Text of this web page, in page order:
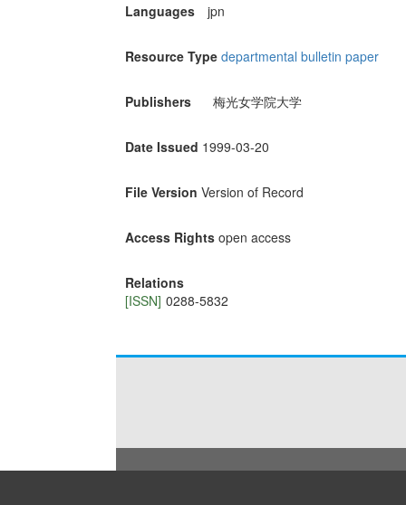
Languages jpn
Resource Type departmental bulletin paper
Publishers 梅光女学院大学
Date Issued 1999-03-20
File Version Version of Record
Access Rights open access
Relations
[ISSN] 0288-5832